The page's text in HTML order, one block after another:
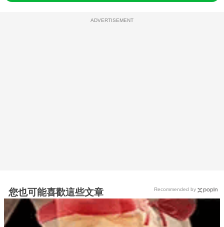
ADVERTISEMENT
您也可能喜歡這些文章 Recommended by